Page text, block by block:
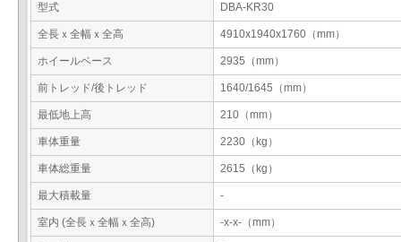
型式 DBA-KR30
全長ｘ全幅ｘ全高 4910x1940x1760（mm）
ホイールベース 2935（mm）
前トレッド/後トレッド 1640/1645（mm）
最低地上高 210（mm）
車体重量 2230（kg）
車体総重量 2615（kg）
最大積載量 -
室内 (全長ｘ全幅ｘ全高) -x-x-（mm）